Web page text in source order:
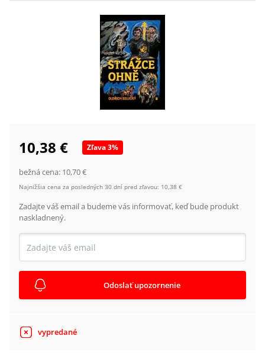
10,38 € Zľava3%
bežná cena: 10,70 €
Najnižšia cena za posledných 30 dní pred zľavou: 10,38 €
Zadajte váš email a budeme vás informovať, keď bude produkt
naskladnený.
Odoslať upozornenie
vypredané